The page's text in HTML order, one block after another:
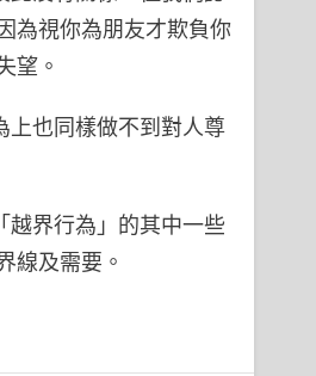
為視你為朋友才欺負你
望。
上也同樣做不到對人尊
界行為」的其中一些
線及需要。